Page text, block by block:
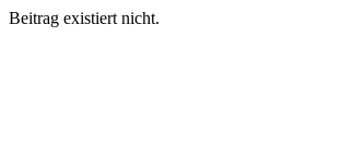
Beitrag existiert nicht.